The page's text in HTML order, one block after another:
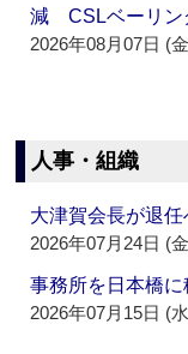
減 CSLベーリン
2026年08月07日 (
人事・組織
大津賀会長が退
2026年07月24日 (
事務所を日本橋
2026年07月15日 (